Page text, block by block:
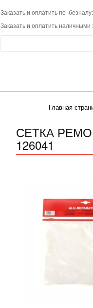
Заказать и оплатить по
Заказать и оплатить наличными
Главная
СЕТКА
126041